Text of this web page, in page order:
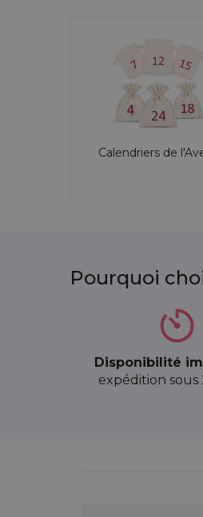
Calendriers de
Pourquoi
Disponibilité
expédition sous